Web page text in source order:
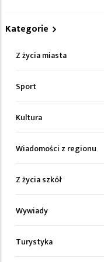
Kategorie
Z życia miasta
Sport
Kultura
Wiadomości z regionu
Z życia szkół
Wywiady
Turystyka